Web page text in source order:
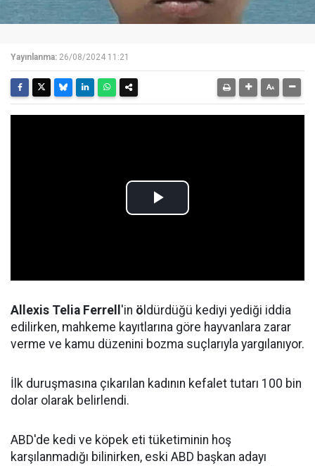
Yayınlanma: 26/08/2024 11:21
Allexis Telia Ferrell 'in ö ldürdüğü kediyi yediği iddia
edilirken, mahkeme kayıtlarına göre hayvanlara zarar
verme ve kamu düzenini bozma suçlarıyla yargılanıyor.
İlk duruşmasına çıkarılan kadının kefalet tutarı 100 bin
dolar olarak belirlendi.
ABD'de kedi ve köpek eti tüketiminin hoş
karşılanmadığı bilinirken, eski ABD başkan adayı